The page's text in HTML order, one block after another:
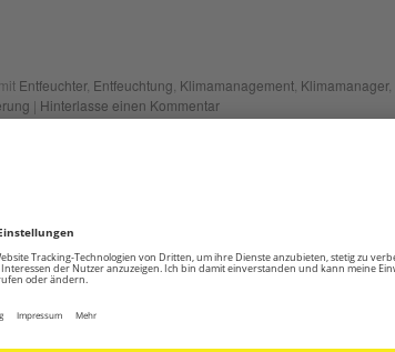
Entfeuchter, Entfeuchtung Klimamanagement Klimamanager,
| Hinterlasse einen Kommentar
Top Speed TV und Trotec bei